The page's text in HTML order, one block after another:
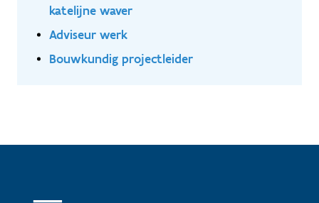
katelijne waver
Adviseur werk
Bouwkundig projectleider